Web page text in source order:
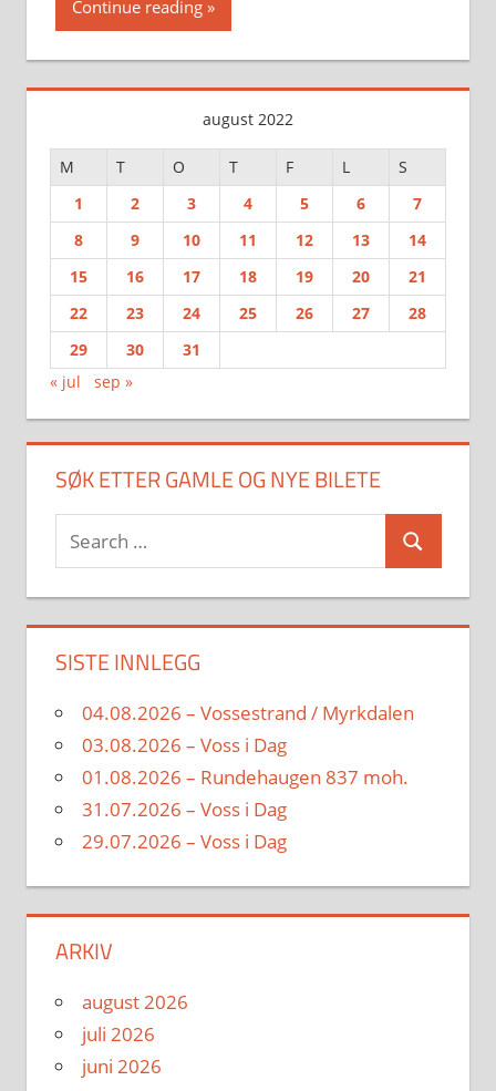
Continue reading
august 2022
M T O T F L
S
1
2 3 4 5 6
7
8
9 10 11 12 13
14
15
16 17 18 19 20
21
22
23 24 25 26 27
28
29
30
31
« jul
sep »
SØK ETTER GAMLE OG NYE BILETE
Search
for:
Search
SISTE INNLEGG
04.08.2026 – Vossestrand / Myrkdalen
03.08.2026 – Voss i Dag
01.08.2026 – Rundehaugen 837 moh.
31.07.2026 – Voss i Dag
29.07.2026 – Voss i Dag
ARKIV
august 2026
juli 2026
juni 2026